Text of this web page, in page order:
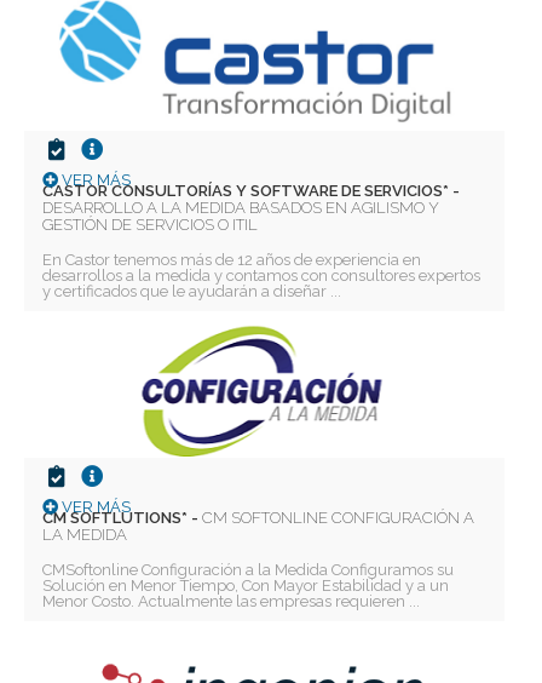
VER MÁS
CASTOR CONSULTORÍAS Y SOFTWARE DE SERVICIOS* -
DESARROLLO A LA MEDIDA BASADOS EN AGILISMO Y
GESTIÓN DE SERVICIOS O ITIL
En Castor tenemos más de 12 años de experiencia en
desarrollos a la medida y contamos con consultores expertos
y certificados que le ayudarán a diseñar ...
VER MÁS
CM SOFTLUTIONS* -CM SOFTONLINE CONFIGURACIÓN A
LA MEDIDA
CMSoftonline Configuración a la Medida Configuramos su
Solución en Menor Tiempo, Con Mayor Estabilidad y a un
Menor Costo. Actualmente las empresas requieren ...